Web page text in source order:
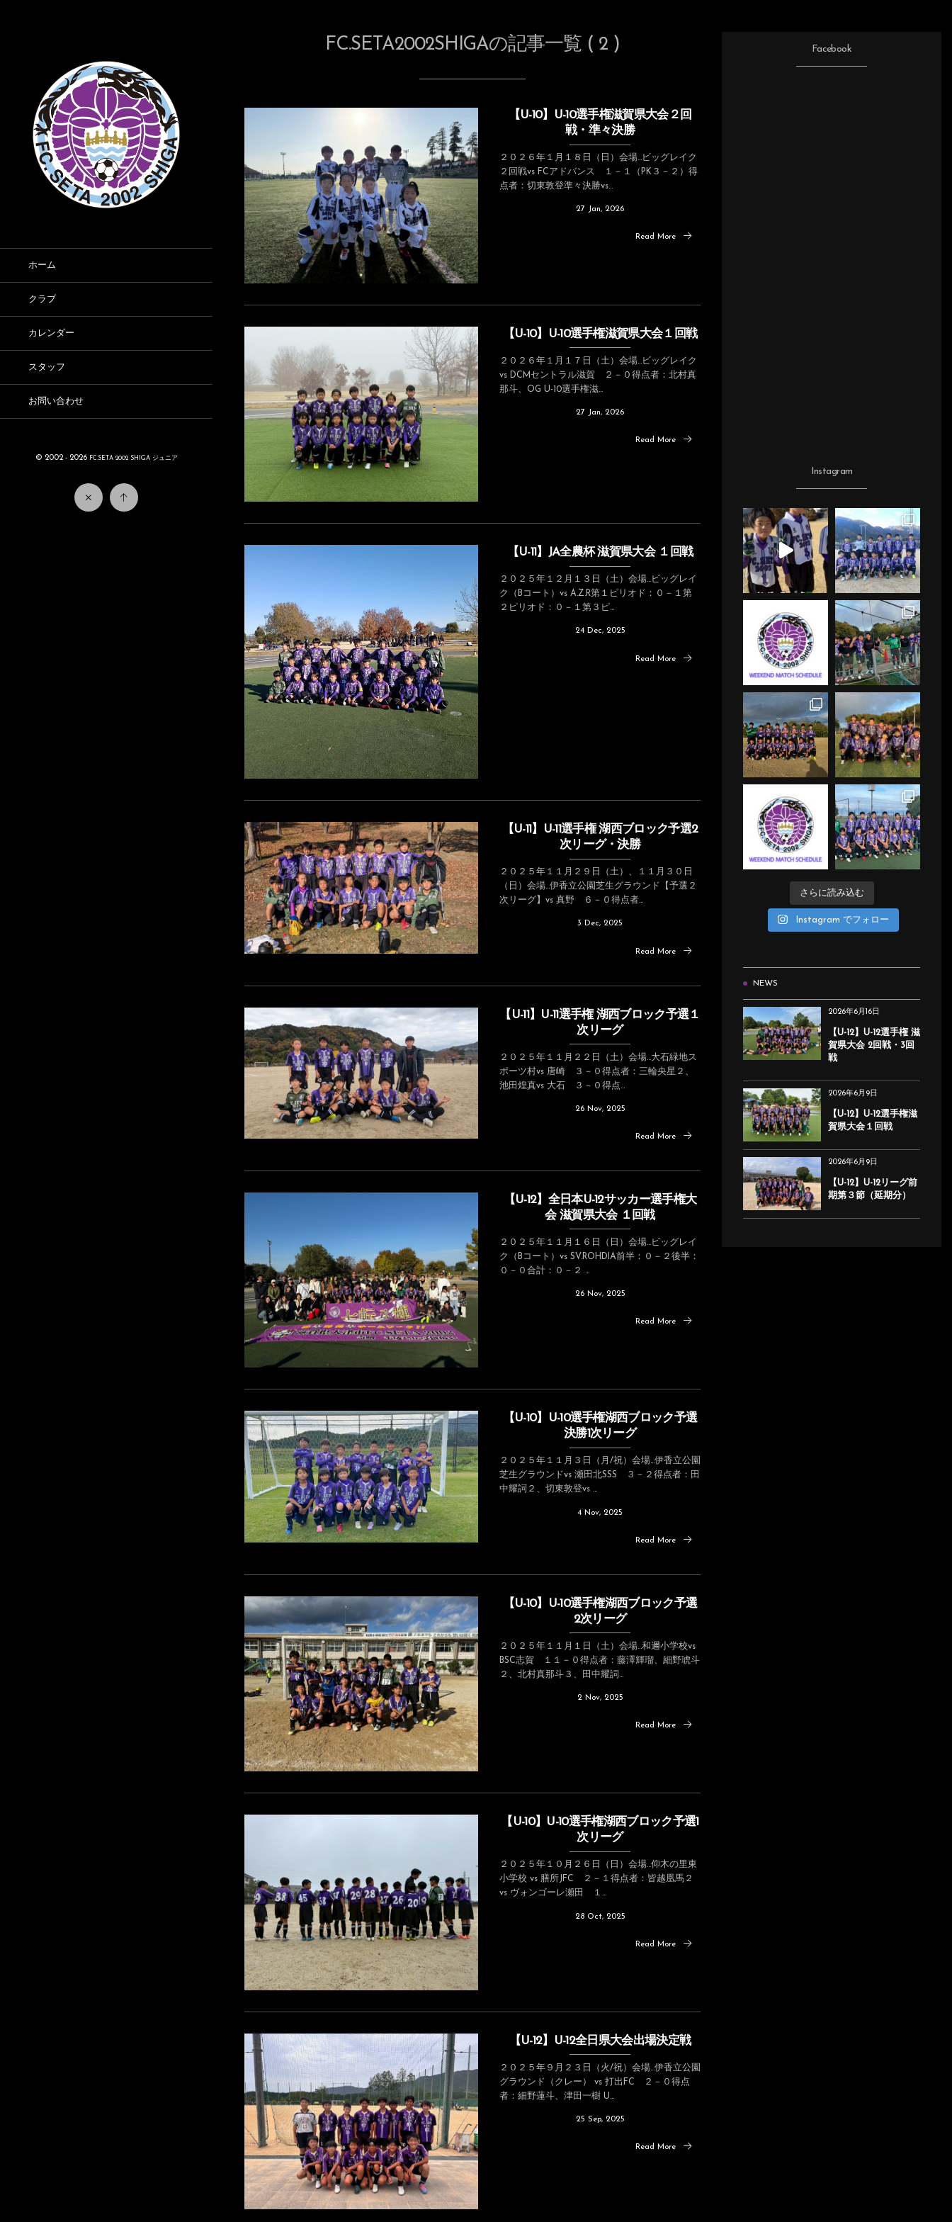
ホーム
クラブ
カレンダー
スタッフ
お問い合わせ
© 2002 - 2026 FC.SETA 2002 SHIGA ジュニア
FC.SETA2002SHIGAの記事一覧 ( 2 )
【U-10】U-10選手権滋賀県大会２回
戦・準々決勝
２０２６年１月１８日（日）会場…ビッグレイク
２回戦vs FCアドバンス １－１（PK３－２）得
点者：切東敦登準々決勝vs...
27 Jan, 2026
Read More
【U-10】U-10選手権滋賀県大会１回戦
２０２６年１月１７日（土）会場…ビッグレイク
vs DCMセントラル滋賀 ２－０得点者：北村真
那斗、OG U-10選手権滋...
27 Jan, 2026
Read More
【U-11】JA全農杯 滋賀県大会 １回戦
２０２５年１２月１３日（土）会場…ビッグレイ
ク（Bコート）vs A.Z.R第１ピリオド：０－１第
２ピリオド：０－１第３ピ...
24 Dec, 2025
Read More
【U-11】U-11選手権 湖西ブロック予選2
次リーグ・決勝
２０２５年１１月２９日（土）、１１月３０日
（日）会場…伊香立公園芝生グラウンド【予選２
次リーグ】vs 真野 ６－０得点者...
3 Dec, 2025
Read More
【U-11】U-11選手権 湖西ブロック予選１
次リーグ
２０２５年１１月２２日（土）会場…大石緑地ス
ポーツ村vs 唐崎 ３－０得点者：三輪央星２、
池田煌真vs 大石 ３－０得点...
26 Nov, 2025
Read More
【U-12】全日本U-12サッカー選手権大
会 滋賀県大会 １回戦
２０２５年１１月１６日（日）会場…ビッグレイ
ク（Bコート）vs SV.ROHDIA前半：０－２後半：
０－０合計：０－２ ...
26 Nov, 2025
Read More
【U-10】U-10選手権湖西ブロック予選
決勝1次リーグ
２０２５年１１月３日（月/祝）会場…伊香立公園
芝生グラウンドvs 瀬田北SSS ３－２得点者：田
中耀詞２、切東敦登vs ...
4 Nov, 2025
Read More
【U-10】U-10選手権湖西ブロック予選
2次リーグ
２０２５年１１月１日（土）会場…和邇小学校vs
BSC志賀 １１－０得点者：藤澤輝瑠、細野琥斗
２、北村真那斗３、田中耀詞...
2 Nov, 2025
Read More
【U-10】U-10選手権湖西ブロック予選1
次リーグ
２０２５年１０月２６日（日）会場…仰木の里東
小学校 vs 膳所JFC ２－１得点者：皆越凰馬２
vs ヴォンゴーレ瀬田 １...
28 Oct, 2025
Read More
【U-12】U-12全日県大会出場決定戦
２０２５年９月２３日（火/祝）会場…伊香立公園
グラウンド（クレー） vs 打出FC ２－０得点
者：細野蓮斗、津田一樹 U...
25 Sep, 2025
Read More
Facebook
Instagram
さらに読み込む
Instagram でフォロー
NEWS
2026年6月16日
【U-12】U-12選手権 滋
賀県大会 2回戦・3回
戦
2026年6月9日
【U-12】U-12選手権滋
賀県大会１回戦
2026年6月9日
【U-12】U-12リーグ前
期第３節（延期分）